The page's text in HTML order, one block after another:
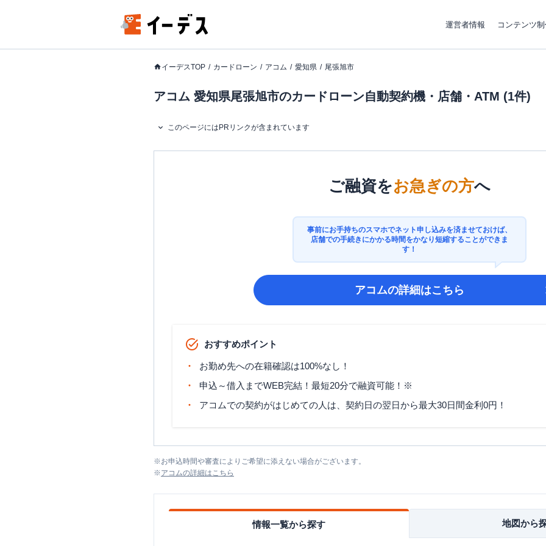
運営者情報 コンテンツ
イーデスTOP カードローン アコム 愛知県 尾張旭市
アコム 愛知県尾張旭市のカードローン自動契約機・店舗・ATM (1件)
このページにはPRリンクが含まれています
ご融資をお急ぎの方へ
事前にお手持ちのスマホでネット申し込みを済ませておけば、
店舗での手続きにかかる時間をかなり短縮することができま
す！
アコムの詳細はこちら
おすすめポイント
お勤め先への在籍確認は100%なし！
申込～借入までWEB完結！最短20分で融資可能！※
アコムでの契約がはじめての人は、契約日の翌日から最大30日間金利0円！
※お申込時間や審査によりご希望に添えない場合がございます。
※アコムの詳細はこちら
情報一覧から探す 地図から